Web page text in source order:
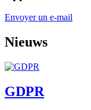
Envoyer un e-mail
Nieuws
GDPR